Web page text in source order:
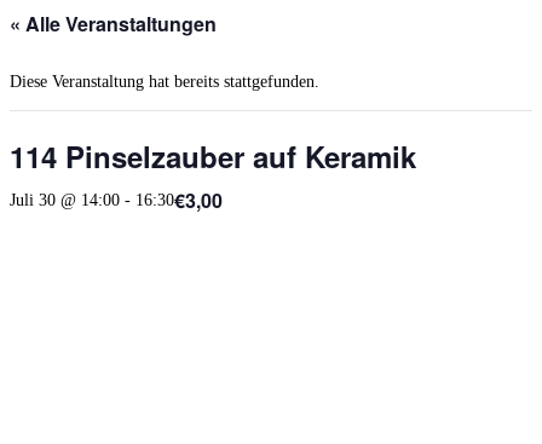
« Alle Veranstaltungen
Diese Veranstaltung hat bereits stattgefunden.
114 Pinselzauber auf Keramik
Juli 30 @ 14:00 - 16:30€3,00